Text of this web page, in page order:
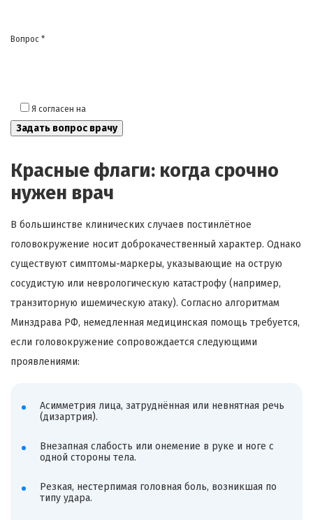
Вопрос *
Я согласен на
Красные флаги: когда срочно
нужен врач
В большинстве клинических случаев постинлётное
головокружение носит доброкачественный характер. Однако
существуют симптомы-маркеры, указывающие на острую
сосудистую или неврологическую катастрофу (например,
транзиторную ишемическую атаку). Согласно алгоритмам
Минздрава РФ, немедленная медицинская помощь требуется,
если головокружение сопровождается следующими
проявлениями:
Асимметрия лица, затруднённая или невнятная речь
(дизартрия).
Внезапная слабость или онемение в руке и ноге с
одной стороны тела.
Резкая, нестерпимая головная боль, возникшая по
типу удара.